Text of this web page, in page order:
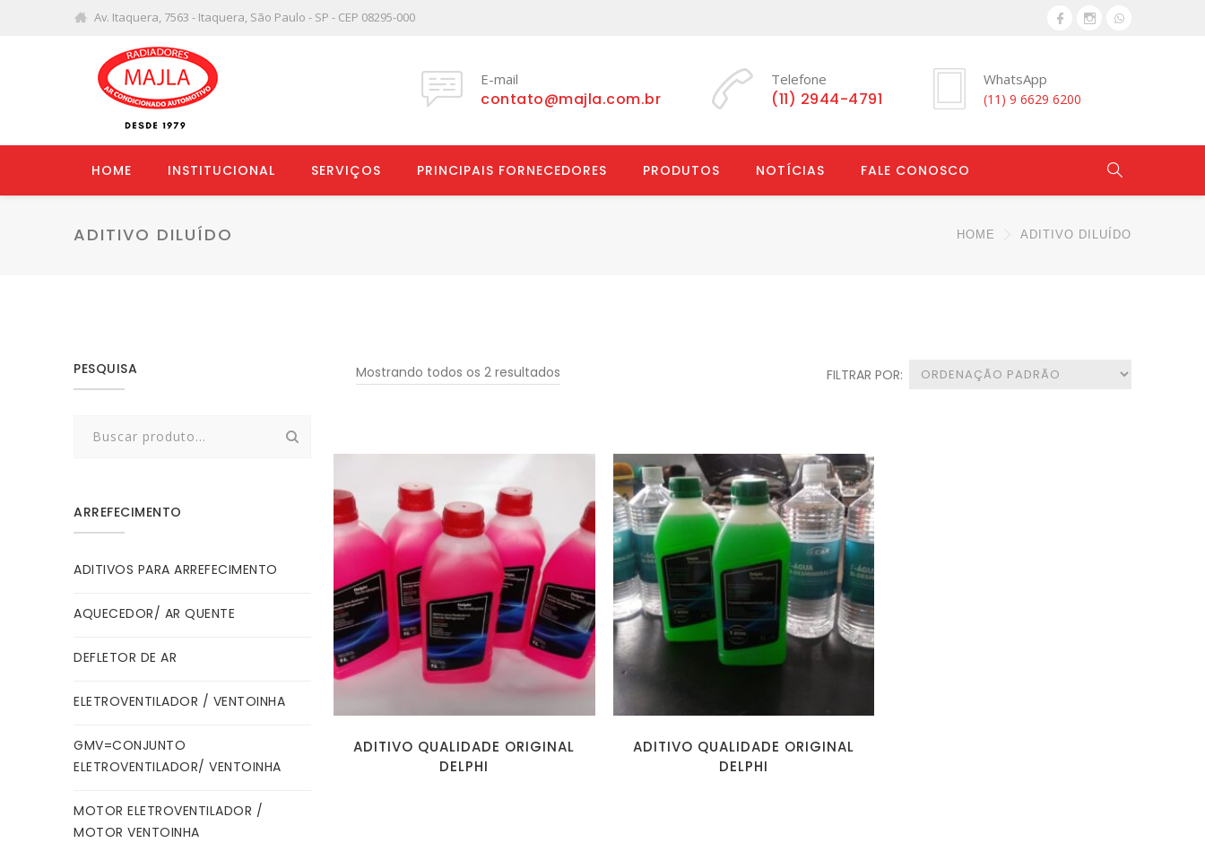
Av. Itaquera, 7563 - Itaquera, São Paulo - SP - CEP 08295-000
E-mail
contato@majla.com.br
Telefone
(11) 2944-4791
WhatsApp
(11) 9 6629 6200
HOME INSTITUCIONAL SERVIÇOS PRINCIPAIS FORNECEDORES PRODUTOS NOTÍCIAS FALE CONOSCO
ADITIVO DILUÍDO HOME ADITIVO DILUÍDO
Mostrando todos os 2 resultados
ADITIVO QUALIDADE ORIGINAL
DELPHI
ADITIVO QUALIDADE ORIGINAL
DELPHI
PESQUISA
ARREFECIMENTO
ADITIVOS PARA ARREFECIMENTO
AQUECEDOR/ AR QUENTE
DEFLETOR DE AR
ELETROVENTILADOR / VENTOINHA
GMV=CONJUNTO
ELETROVENTILADOR/ VENTOINHA
MOTOR ELETROVENTILADOR /
MOTOR VENTOINHA